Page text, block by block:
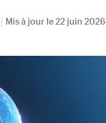
| Mis à jour le22 juin 2026